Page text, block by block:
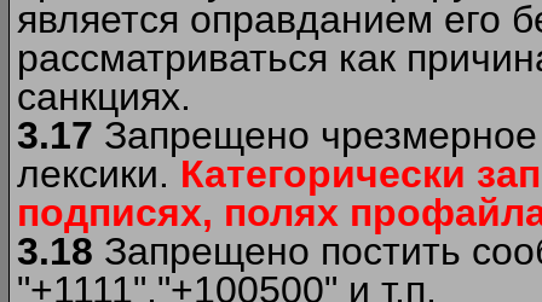
является оправданием его
рассматриваться как
санкциях.
3.17 Запрещено
лексики. Категорически
подписях, полях
3.18 Запрещено постить
"+1111","+100500" и т.п.